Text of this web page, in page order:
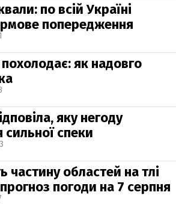
по всій Україні
попередження
як надовго
яку негоду
сильної спеки
частину областей на тлі
погоди на 7 серпня